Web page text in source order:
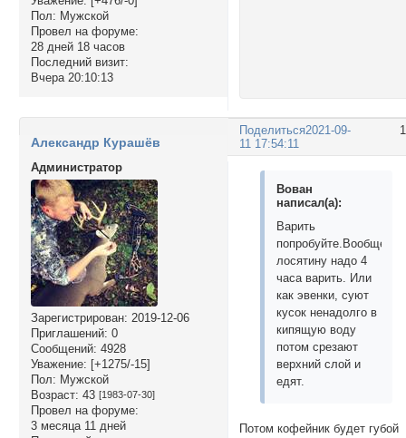
Пол: Мужской
Провел на форуме:
28 дней 18 часов
Последний визит:
Вчера 20:10:13
Поделиться2021-09-
11 17:54:11
Александр Курашёв
Администратор
Зарегистрирован: 2019-12-06
Приглашений: 0
Сообщений: 4928
Уважение: [+1275/-15]
Пол: Мужской
Возраст: 43 [1983-07-30]
Провел на форуме:
3 месяца 11 дней
Вован
написал(а):
Варить
попробуйте.Вообще
лосятину надо 4
часа варить. Или
как эвенки, суют
кусок ненадолго в
кипящую воду
потом срезают
верхний слой и
едят.
Потом кофейник будет губой